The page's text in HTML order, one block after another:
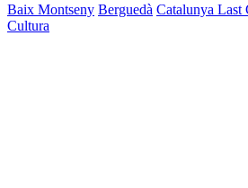
Baix Montseny Berguedà Catalunya Last
Cultura